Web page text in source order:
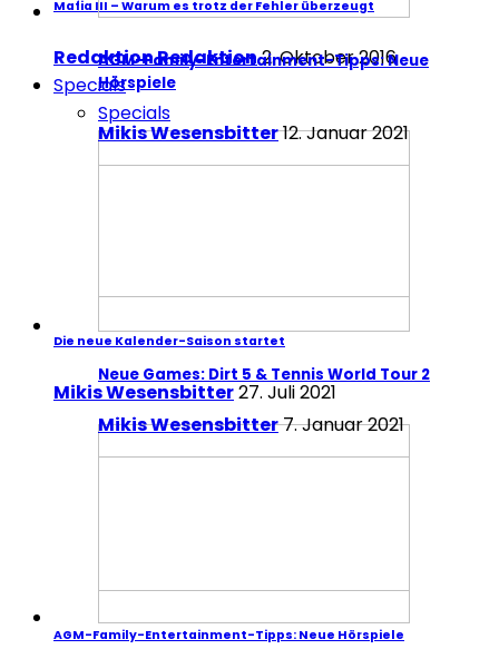
Mafia III – Warum es trotz der Fehler überzeugt
Redaktion Redaktion 2. Oktober 2016
Specials
Specials
Die neue Kalender-Saison startet
Mikis Wesensbitter27. Juli 2021
AGM-Family-Entertainment-Tipps: Neue Hörspiele
AGM-Family-Entertainment-Tipps: Neue
Hörspiele
Mikis Wesensbitter12. Januar 2021
Neue Games: Dirt 5 & Tennis World Tour 2
Mikis Wesensbitter7. Januar 2021